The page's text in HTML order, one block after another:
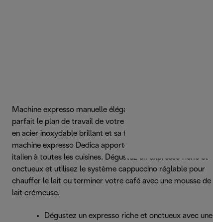
Machine expresso manuelle élégante et compacte qui
parfait le plan de travail de votre cuisine. Avec son corps
en acier inoxydable brillant et sa finition rouge mate, la
machine expresso Dedica apporte une touche de design
italien à toutes les cuisines. Dégustez un expresso riche et
onctueux et utilisez le système cappuccino réglable pour
chauffer le lait ou terminer votre café avec une mousse de
lait crémeuse.
Dégustez un expresso riche et onctueux avec une